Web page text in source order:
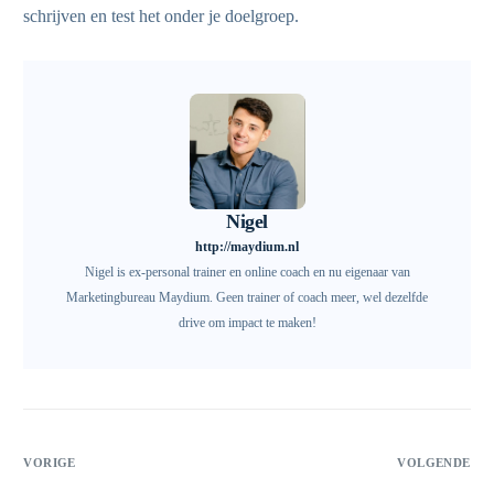
schrijven en test het onder je doelgroep.
Nigel
http://maydium.nl
Nigel is ex-personal trainer en online coach en nu eigenaar van
Marketingbureau Maydium. Geen trainer of coach meer, wel dezelfde
drive om impact te maken!
VORIGE VOLGENDE